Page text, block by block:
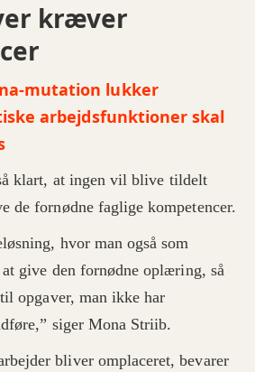
kræver
mutation lukker
arbejdsfunktioner skal
klart, at ingen vil blive tildelt
de fornødne faglige kompetencer.
hvor man også som
give den fornødne oplæring, så
opgaver, man ikke har
siger Mona Striib.
bliver omplaceret, bevarer